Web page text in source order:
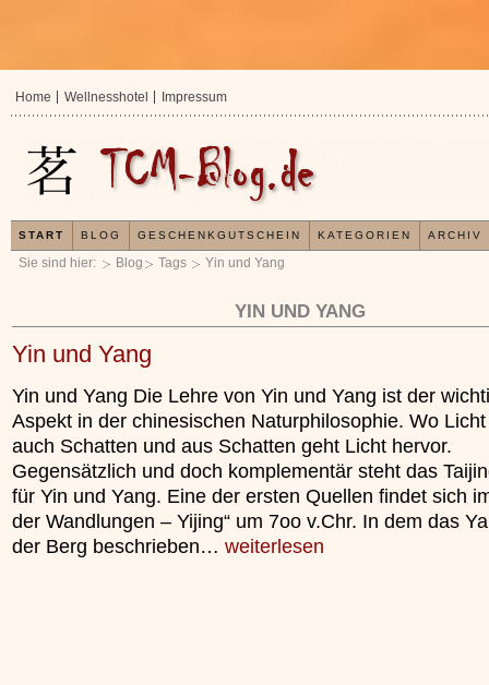
Sie sind hier: Blog Tags Yin und Yang
YIN UND YANG
Yin und Yang
Yin und Yang Die Lehre von Yin und Yang ist der
Aspekt in der chinesischen Naturphilosophie. Wo
auch Schatten und aus Schatten geht Licht hervor.
Gegensätzlich und doch komplementär steht das
für Yin und Yang. Eine der ersten Quellen findet sich
der Wandlungen – Yijing“ um 7oo v.Chr. In dem das
der Berg beschrieben… weiterlesen
In der TCM sind Experten der
Organismus einem wiederkehrenden
unterliegt.
»»»
Home Wellnesshotel Impressum
START BLOG GESCHENKGUTSCHEIN KATEGORIEN ARCHIV